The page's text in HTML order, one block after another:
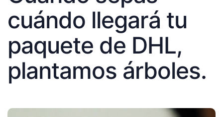
cuándo llegará tu
paquete de DHL,
plantamos árboles.